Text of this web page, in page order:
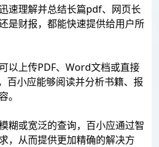
速理解并总结长篇pdf、网页长
是财报，都能快速提供给用户所
以上传PDF、Word文档或直接
百小应能够阅读并分析书籍、报
。
糊或宽泛的查询，百小应通过智
，从而提供更加精确的解决方